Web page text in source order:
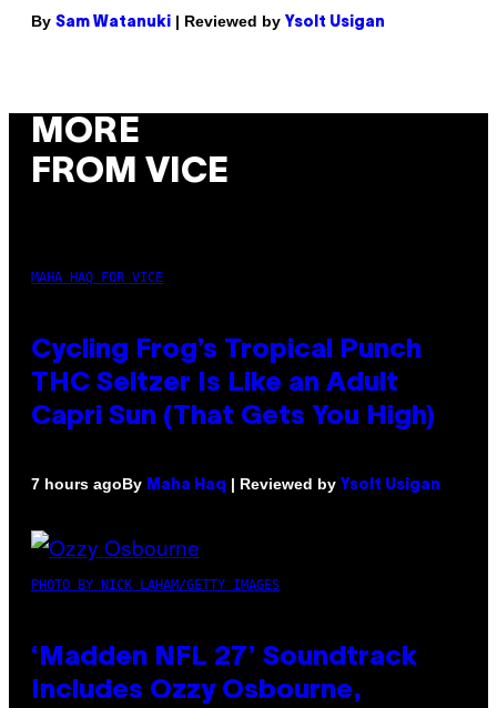
By Sam Watanuki | Reviewed by Ysolt Usigan
MORE
FROM VICE
MAHA HAQ FOR VICE
Cycling Frog’s Tropical Punch
THC Seltzer Is Like an Adult
Capri Sun (That Gets You High)
7 hours agoBy Maha Haq | Reviewed by Ysolt Usigan
PHOTO BY NICK LAHAM/GETTY IMAGES
‘Madden NFL 27’ Soundtrack
Includes Ozzy Osbourne,